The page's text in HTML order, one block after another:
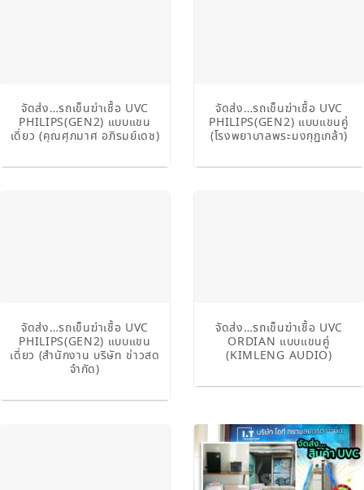
จัดส่ง…รถเข็นฆ่าเชื้อ UVC
PHILIPS(GEN2) แบบแขน
เดี่ยว (คุณศุภมาศ​ อภิรมย์เดช​)
จัดส่ง…รถเข็นฆ่าเชื้อ UVC
PHILIPS(GEN2) แบบแขนคู่
(โรงพยาบาลพระมงกุฏเกล้า)
จัดส่ง…รถเข็นฆ่าเชื้อ UVC
PHILIPS(GEN2) แบบแขน
เดี่ยว (สำนักงาน บริษัท ข่าวสด
จำกัด)
จัดส่ง…รถเข็นฆ่าเชื้อ UVC
ORDIAN แบบแขนคู่
(KIMLENG AUDIO)